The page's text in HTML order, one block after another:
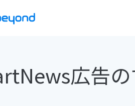
広告